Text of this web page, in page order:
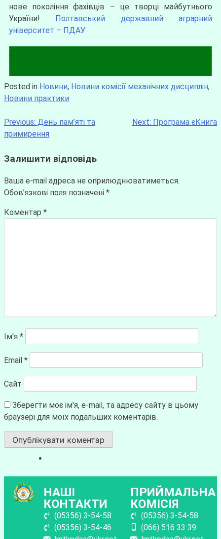
нове покоління фахівців – це творці майбутнього
України! Полтавський державний аграрний
університет – ПДАУ
Posted in Новини, Новини комісії механічних дисциплін,
Новини практики
Previous: День пам’яті та
примирення
Next: Програма єКнига
Залишити відповідь
Ваша e-mail адреса не оприлюднюватиметься.
Обов’язкові поля позначені *
Коментар *
Ім'я *
Email *
Сайт
Зберегти моє ім'я, e-mail, та адресу сайту в цьому
браузері для моїх подальших коментарів.
НАШІ
КОНТАКТИ
(05356) 3-54-58
(05356) 3-54-46
ПРИЙМАЛЬНА
КОМІСІЯ
(05356) 3-54-58
(066) 516 33 39